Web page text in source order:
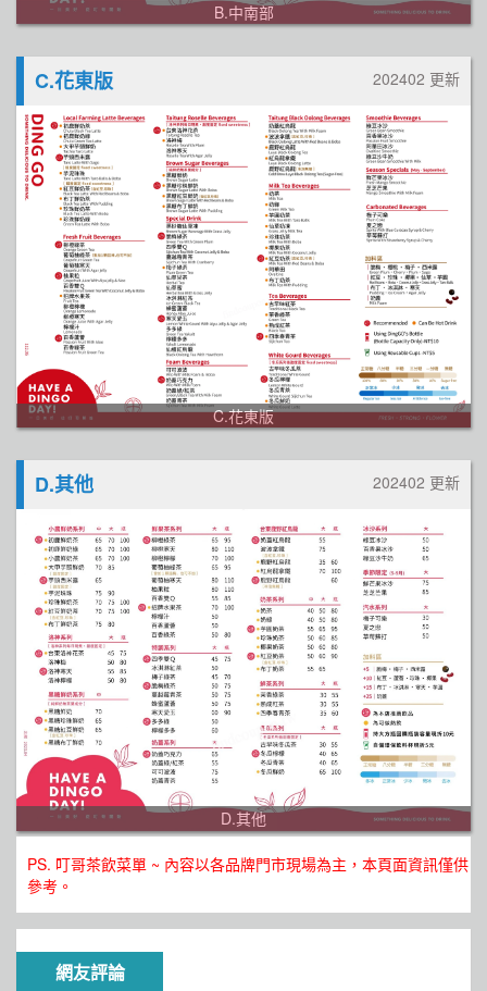
B.中南部
C.花東版 202402 更新
C.花東版
D.其他 202402 更新
D.其他
PS. 叮哥茶飲菜單 ~ 內容以各品牌門市現場為主，本頁面資訊僅供
參考。
網友評論